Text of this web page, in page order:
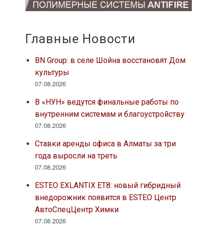
Главные Новости
BN Group: в селе Шойна восстановят Дом
культуры
07.08.2026
В «НУН» ведутся финальные работы по
внутренним системам и благоустройству
07.08.2026
Ставки аренды офиса в Алматы за три
года выросли на треть
07.08.2026
ESTEO EXLANTIX ET8: новый гибридный
внедорожник появится в ESTEO Центр
АвтоСпецЦентр Химки
07.08.2026